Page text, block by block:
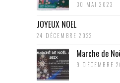
30 MAI 2023
JOYEUX NOEL
24 DÉCEMBRE 2022
Marche de
9 DÉCEMBRE